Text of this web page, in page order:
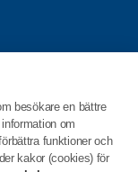
besökare en bättre
om
funktioner och
kakor (cookies) för